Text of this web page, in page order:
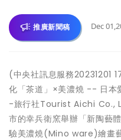
推廣新聞稿 Dec
(中央社訊息服務20231201
化「茶道」×美濃燒 -- 日
-旅行社Tourist Aichi Co.,
市的幸兵衛窯舉辦「新陶藝
驗美濃燒(Mino ware)繪畫